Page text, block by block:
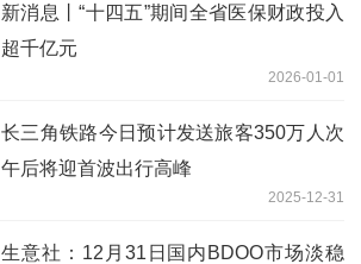
新消息丨“十四五”期间全省医保财政投入
超千亿元
2026-01-01
长三角铁路今日预计发送旅客350万人次
午后将迎首波出行高峰
2025-12-31
生意社：12月31日国内BDOO市场淡稳